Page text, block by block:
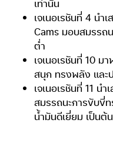
เท่านั้น
เจเนอเรชันที่ 4 นำ
Cams มอบสมรรถ
ต่ำ
เจเนอเรชันที่ 10 ม
สนุก ทรงพลัง และ
เจเนอเรชันที่ 11 น
สมรรถนะการขับขี่
น้ำมันดีเยี่ยม เป็นต้น